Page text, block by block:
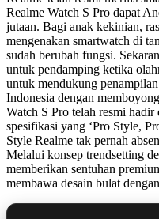
Realme Watch S Pro dapat
jutaan. Bagi anak kekinian,
mengenakan smartwatch di
sudah berubah fungsi.
untuk pendamping ketika
untuk mendukung
Indonesia dengan
Watch S Pro telah resmi
spesifikasi yang ‘Pro Style,
Style Realme tak pernah
Melalui konsep trendsetting
memberikan sentuhan
membawa desain bulat